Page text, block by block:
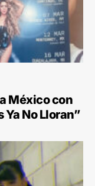
México con
No Lloran”